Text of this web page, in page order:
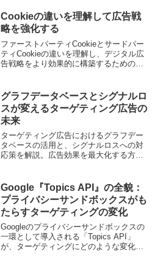
Cookieの違いを理解して広告戦
略を強化する
ファーストパーティCookieとサードパー
ティCookieの違いを理解し、デジタル広
告戦略をより効果的に構築するための方
グラフデータベースとシグナルロ
スが変えるターゲティング広告の
未来
ターゲティング広告におけるグラフデー
タベースの活用と、シグナルロスへの対
応策を解説。広告効果を最大化する方法
Google『Topics API』の全貌：
プライバシーサンドボックスがも
たらすターゲティングの変化
Googleのプライバシーサンドボックスの
一環として導入される「Topics API」
が、ターゲティングにどのような変化を